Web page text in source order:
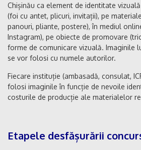
Chișinău ca element de identitate
(foi cu antet, plicuri, invitații), pe
panouri, pliante, postere), în mediul
Instagram), pe obiecte de promovare
forme de comunicare vizuală. Imaginile
se vor folosi cu numele autorilor.
Fiecare instituție (ambasadă, consulat,
folosi imaginile în funcție de nevoile
costurile de producție ale materialelor
Etapele desfășurării